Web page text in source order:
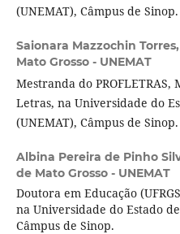
(UNEMAT), Câmpus de Sinop.
Saionara Mazzochin Torres,
Mato Grosso - UNEMAT
Mestranda do
Letras, na Universidade do
(UNEMAT), Câmpus de Sinop.
Albina Pereira de Pinho
de Mato Grosso - UNEMAT
Doutora em Educação
na Universidade do Estado
Câmpus de Sinop.